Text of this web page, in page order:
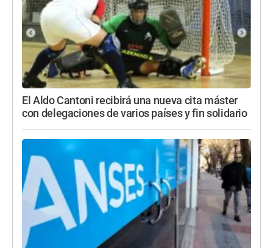
El Aldo Cantoni recibirá una nueva cita máster
con delegaciones de varios países y fin solidario